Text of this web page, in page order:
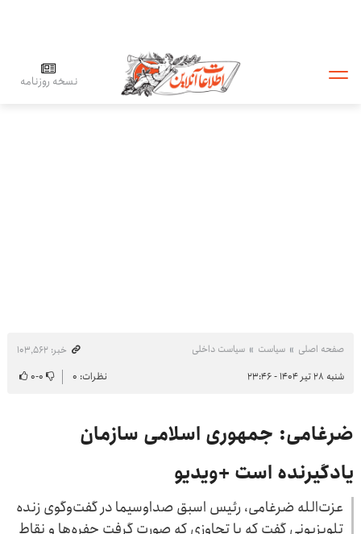
نسخه روزنامه
صفحه اصلی سیاست سیاست داخلی
خبر: ۱۰۳٬۵۶۲
شنبه ۲۸ تیر ۱۴۰۴ - ۲۳:۴۶
نظرات: ۰ ۰-۰
ضرغامی: جمهوری اسلامی سازمان
یادگیرنده است +ویدیو
عزت‌الله ضرغامی، رئیس اسبق صداوسیما در گفت‌وگوی زنده
تلویزیونی گفت که با تجاوزی که صورت گرفت حفره‌ها و نقاط